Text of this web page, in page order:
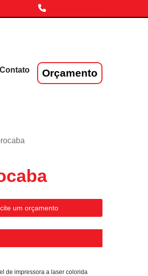
Contato Orçamento
um orçamento
de impressora a laser colorida